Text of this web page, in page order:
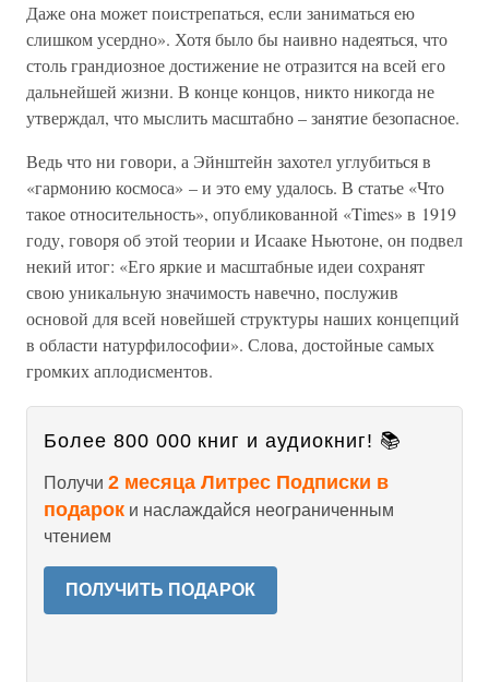
Даже она может поистрепаться, если заниматься ею
слишком усердно». Хотя было бы наивно надеяться, что
столь грандиозное достижение не отразится на всей его
дальнейшей жизни. В конце концов, никто никогда не
утверждал, что мыслить масштабно – занятие безопасное.
Ведь что ни говори, а Эйнштейн захотел углубиться в
«гармонию космоса» – и это ему удалось. В статье «Что
такое относительность», опубликованной «Times» в 1919
году, говоря об этой теории и Исааке Ньютоне, он подвел
некий итог: «Его яркие и масштабные идеи сохранят
свою уникальную значимость навечно, послужив
основой для всей новейшей структуры наших концепций
в области натурфилософии». Слова, достойные самых
громких аплодисментов.
Более 800 000 книг и аудиокниг! 📚
Получи 2 месяца Литрес Подписки в
подарок и наслаждайся неограниченным
чтением
ПОЛУЧИТЬ ПОДАРОК